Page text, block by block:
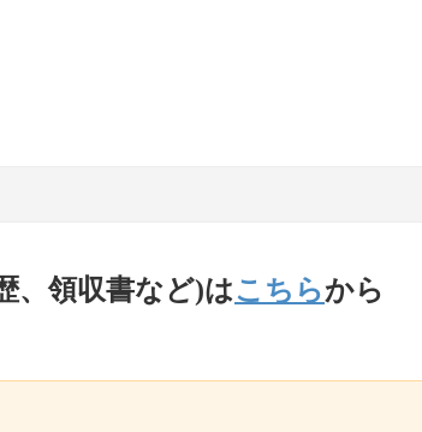
、領収書など)はこちらから